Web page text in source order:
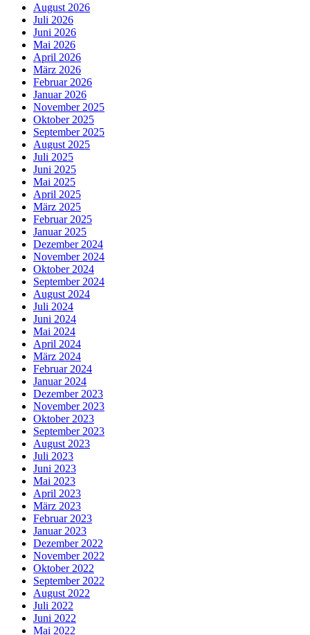
August 2026
Juli 2026
Juni 2026
Mai 2026
April 2026
März 2026
Februar 2026
Januar 2026
November 2025
Oktober 2025
September 2025
August 2025
Juli 2025
Juni 2025
Mai 2025
April 2025
März 2025
Februar 2025
Januar 2025
Dezember 2024
November 2024
Oktober 2024
September 2024
August 2024
Juli 2024
Juni 2024
Mai 2024
April 2024
März 2024
Februar 2024
Januar 2024
Dezember 2023
November 2023
Oktober 2023
September 2023
August 2023
Juli 2023
Juni 2023
Mai 2023
April 2023
März 2023
Februar 2023
Januar 2023
Dezember 2022
November 2022
Oktober 2022
September 2022
August 2022
Juli 2022
Juni 2022
Mai 2022